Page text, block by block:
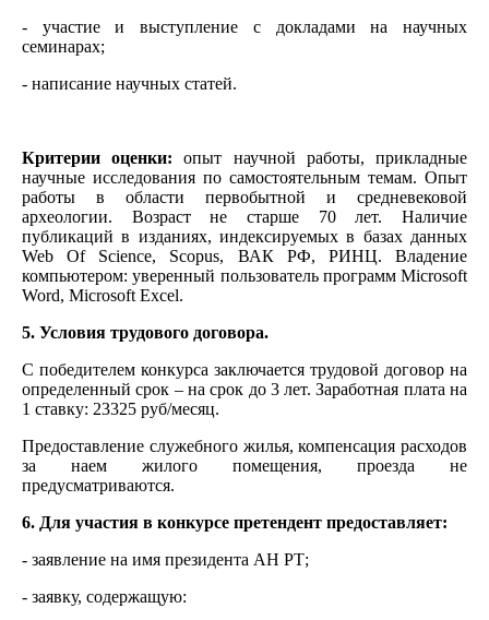
- участие и выступление с докладами на научных
семинарах;
- написание научных статей.
Критерии оценки: опыт научной работы, прикладные
научные исследования по самостоятельным темам. Опыт
работы в области первобытной и средневековой
археологии. Возраст не старше 70 лет. Наличие
публикаций в изданиях, индексируемых в базах данных
Web Of Science, Scopus, ВАК РФ, РИНЦ. Владение
компьютером: уверенный пользователь программ Microsoft
Word, Microsoft Excel.
5. Условия трудового договора.
С победителем конкурса заключается трудовой договор на
определенный срок – на срок до 3 лет. Заработная плата на
1 ставку: 23325 руб/месяц.
Предоставление служебного жилья, компенсация расходов
за наем жилого помещения, проезда не
предусматриваются.
6. Для участия в конкурсе претендент предоставляет:
- заявление на имя президента АН РТ;
- заявку, содержащую: